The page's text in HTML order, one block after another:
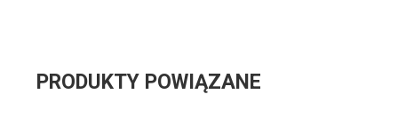
PRODUKTY POWIĄZANE